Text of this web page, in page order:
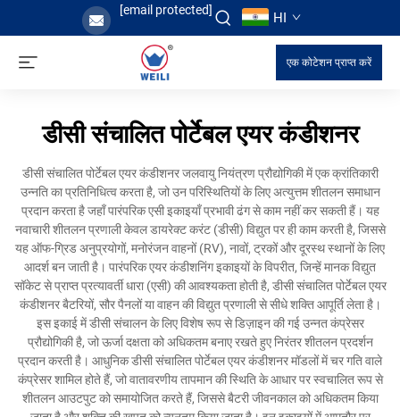
[email protected] HI
एक कोटेशन प्राप्त करें
डीसी संचालित पोर्टेबल एयर कंडीशनर
डीसी संचालित पोर्टेबल एयर कंडीशनर जलवायु नियंत्रण प्रौद्योगिकी में एक क्रांतिकारी
उन्नति का प्रतिनिधित्व करता है, जो उन परिस्थितियों के लिए अत्युत्तम शीतलन समाधान
प्रदान करता है जहाँ पारंपरिक एसी इकाइयाँ प्रभावी ढंग से काम नहीं कर सकती हैं। यह
नवाचारी शीतलन प्रणाली केवल डायरेक्ट करंट (डीसी) विद्युत पर ही काम करती है, जिससे
यह ऑफ-ग्रिड अनुप्रयोगों, मनोरंजन वाहनों (RV), नावों, ट्रकों और दूरस्थ स्थानों के लिए
आदर्श बन जाती है। पारंपरिक एयर कंडीशनिंग इकाइयों के विपरीत, जिन्हें मानक विद्युत
सॉकेट से प्राप्त प्रत्यावर्ती धारा (एसी) की आवश्यकता होती है, डीसी संचालित पोर्टेबल एयर
कंडीशनर बैटरियों, सौर पैनलों या वाहन की विद्युत प्रणाली से सीधे शक्ति आपूर्ति लेता है।
इस इकाई में डीसी संचालन के लिए विशेष रूप से डिज़ाइन की गई उन्नत कंप्रेसर
प्रौद्योगिकी है, जो ऊर्जा दक्षता को अधिकतम बनाए रखते हुए निरंतर शीतलन प्रदर्शन
प्रदान करती है। आधुनिक डीसी संचालित पोर्टेबल एयर कंडीशनर मॉडलों में चर गति वाले
कंप्रेसर शामिल होते हैं, जो वातावरणीय तापमान की स्थिति के आधार पर स्वचालित रूप से
शीतलन आउटपुट को समायोजित करते हैं, जिससे बैटरी जीवनकाल को अधिकतम किया